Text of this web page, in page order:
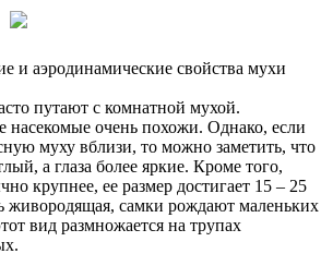
и аэродинамические свойства мухи
путают с комнатной мухой.
насекомые очень похожи. Однако, если
муху вблизи, то можно заметить, что
а глаза более яркие. Кроме того,
крупнее, ее размер достигает 15 – 25
живородящая, самки рождают маленьких
вид размножается на трупах